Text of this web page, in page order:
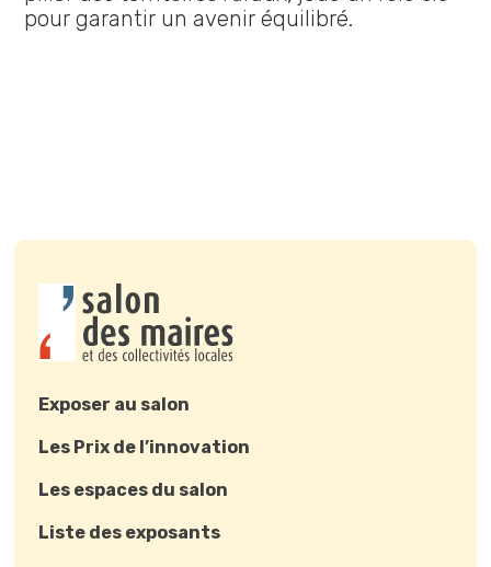
pour garantir un avenir équilibré.
Exposer au salon
Les Prix de l’innovation
Les espaces du salon
Liste des exposants